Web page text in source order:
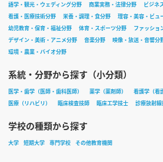
語学・観光・ウェディング分野
商業実務・法律分野 ビジネ
看護・医療技術分野
栄養・調理・食分野
理容・美容・ビュ
幼児教育・保育・福祉分野
体育・スポーツ分野
ファッショ
デザイン・美術・アニメ分野
音楽分野 映像・放送・音響分
環境・農業・バイオ分野
系統・分野から探す（小分類）
医学・歯学（医師・歯科医師） 薬学（薬剤師）
看護学（看
医療（リハビリ）
臨床検査技師 臨床工学技士 診療放射
学校の種類から探す
大学 短期大学 専門学校 その他教育機関